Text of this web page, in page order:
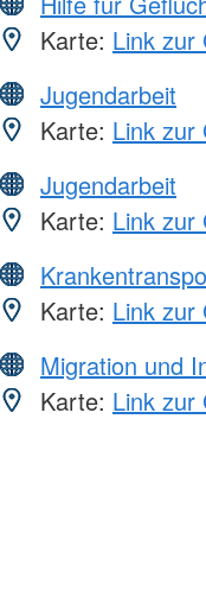
Karte: Link zur
Jugendarbeit
Karte: Link zur
Jugendarbeit
Karte: Link zur
Karte: Link zur
Migration und
Karte: Link zur